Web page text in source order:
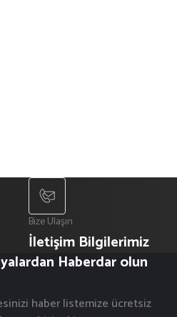
Bize Ulaşın
İletişim Bilgilerimiz
Haberdar olun
haber listemize ücretsiz